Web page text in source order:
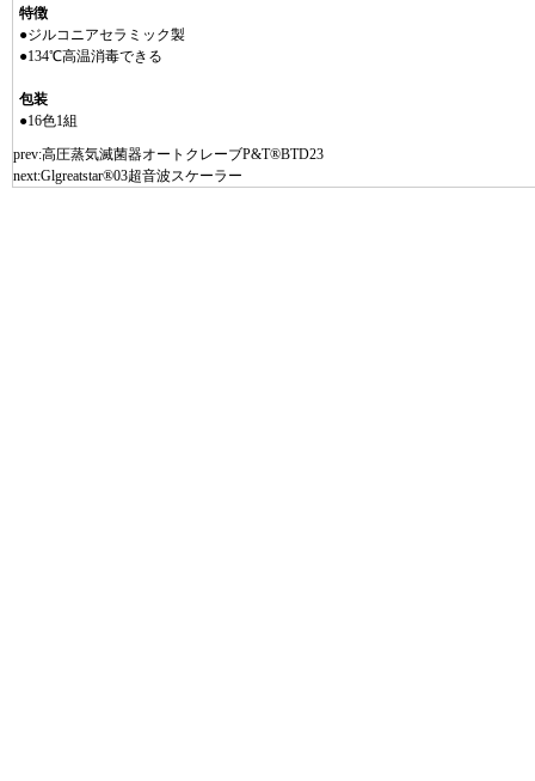
特徴
●ジルコニアセラミック製
●134℃高温消毒できる
包装
●16色1組
prev:高圧蒸気滅菌器オートクレーブP&T®BTD23
next:Glgreatstar®03超音波スケーラー